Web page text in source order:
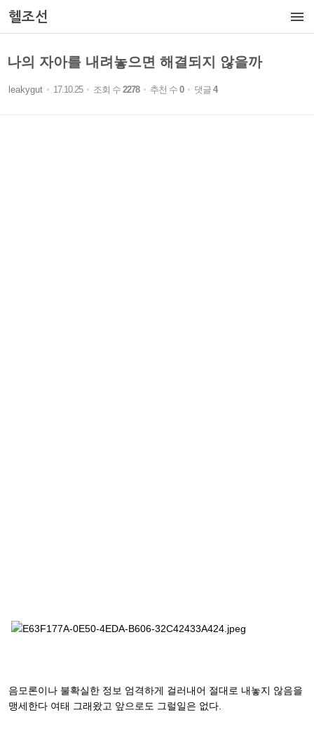

헬조선
나의 자아를 내려놓으면 해결되지 않을까
leakygut 17.10.25 조회 수 2278 추천 수 0 댓글 4
음모론이나 불확실한 정보 엄격하게 걸러내어 절대로 내놓지 않음을
맹세한다 여태 그래왔고 앞으로도 그럴일은 없다.